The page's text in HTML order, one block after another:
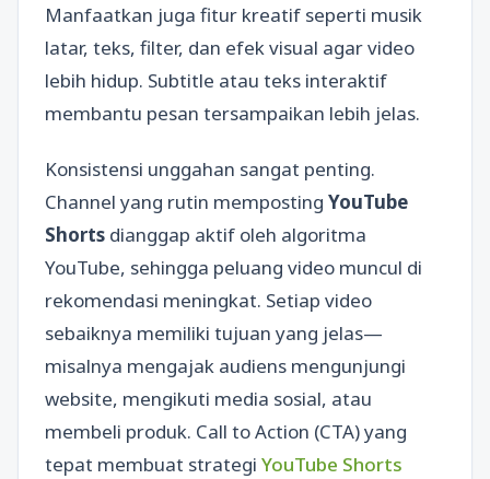
Manfaatkan juga fitur kreatif seperti musik
latar, teks, filter, dan efek visual agar video
lebih hidup. Subtitle atau teks interaktif
membantu pesan tersampaikan lebih jelas.
Konsistensi unggahan sangat penting.
Channel yang rutin memposting YouTube
Shorts dianggap aktif oleh algoritma
YouTube, sehingga peluang video muncul di
rekomendasi meningkat. Setiap video
sebaiknya memiliki tujuan yang jelas—
misalnya mengajak audiens mengunjungi
website, mengikuti media sosial, atau
membeli produk. Call to Action (CTA) yang
tepat membuat strategi YouTube Shorts